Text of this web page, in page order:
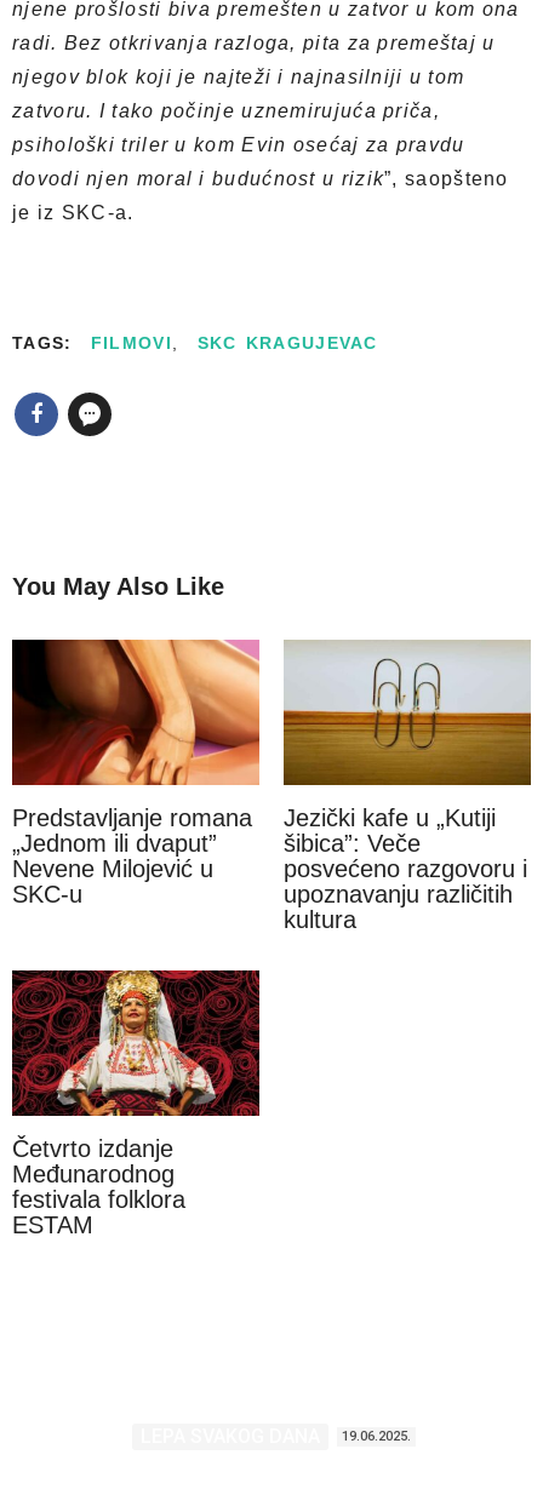
njene prošlosti biva premešten u zatvor u kom ona
radi. Bez otkrivanja razloga, pita za premeštaj u
njegov blok koji je najteži i najnasilniji u tom
zatvoru. I tako počinje uznemirujuća priča,
psihološki triler u kom Evin osećaj za pravdu
dovodi njen moral i budućnost u rizik”, saopšteno
je iz SKC-a.
TAGS: FILMOVI, SKC KRAGUJEVAC
You May Also Like
Predstavljanje romana
„Jednom ili dvaput”
Nevene Milojević u
SKC-u
Jezički kafe u „Kutiji
šibica”: Veče
posvećeno razgovoru i
upoznavanju različitih
kultura
Četvrto izdanje
Međunarodnog
festivala folklora
ESTAM
19.06.2025.